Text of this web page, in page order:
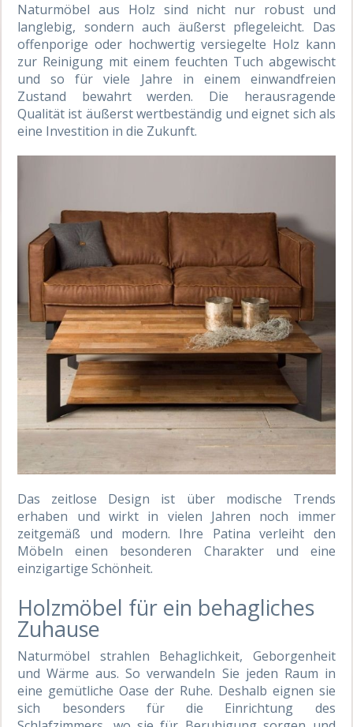
Naturmöbel aus Holz sind nicht nur robust und
langlebig, sondern auch äußerst pflegeleicht. Das
offenporige oder hochwertig versiegelte Holz kann
zur Reinigung mit einem feuchten Tuch abgewischt
und so für viele Jahre in einem einwandfreien
Zustand bewahrt werden. Die herausragende
Qualität ist äußerst wertbeständig und eignet sich als
eine Investition in die Zukunft.
Das zeitlose Design ist über modische Trends
erhaben und wirkt in vielen Jahren noch immer
zeitgemäß und modern. Ihre Patina verleiht den
Möbeln einen besonderen Charakter und eine
einzigartige Schönheit.
Holzmöbel für ein behagliches
Zuhause
Naturmöbel strahlen Behaglichkeit, Geborgenheit
und Wärme aus. So verwandeln Sie jeden Raum in
eine gemütliche Oase der Ruhe. Deshalb eignen sie
sich besonders für die Einrichtung des